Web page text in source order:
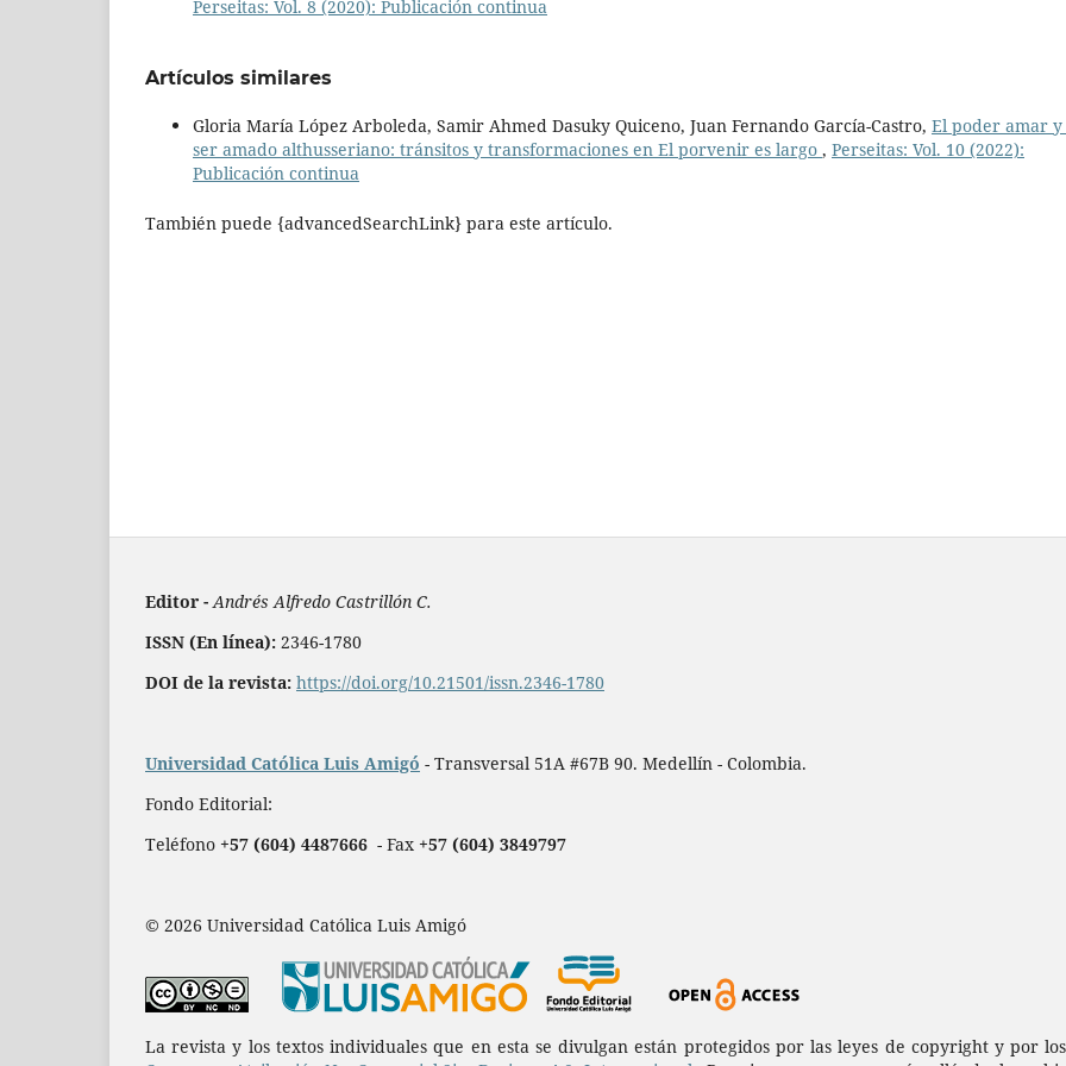
Perseitas: Vol. 8 (2020): Publicación continua
Artículos similares
Gloria María López Arboleda, Samir Ahmed Dasuky Quiceno, Juan Fernando García-Castro, El poder amar y
ser amado althusseriano: tránsitos y transformaciones en El porvenir es largo , Perseitas: Vol. 10 (2022):
Publicación continua
También puede {advancedSearchLink} para este artículo.
Editor - Andrés Alfredo Castrillón C.
ISSN (En línea): 2346-1780
DOI de la revista: https://doi.org/10.21501/issn.2346-1780
Universidad Católica Luis Amigó - Transversal 51A #67B 90. Medellín - Colombia.
Fondo Editorial:
Teléfono +57 (604) 4487666 - Fax +57 (604) 3849797
© 2026 Universidad Católica Luis Amigó
La revista y los textos individuales que en esta se divulgan están protegidos por las leyes de copyright y por